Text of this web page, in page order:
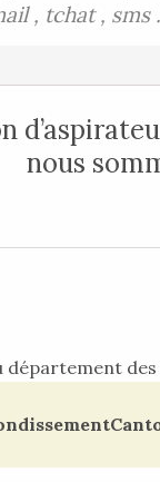
, tchat , sms
nous
département